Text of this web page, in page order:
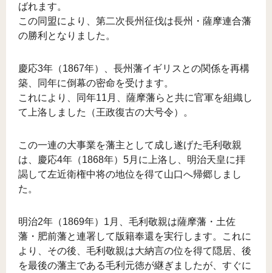
ばれます。
この同盟により、第二次長州征伐は長州・薩摩連合藩
の勝利となりました。
慶応3年（1867年）、長州藩イギリスとの関係を再構
築、同年に倒幕の密命を受けます。
これにより、同年11月、薩摩藩らと共に官軍を組織し
て上洛しました（王政復古の大号令）。
この一連の大事業を藩主として成し遂げた毛利敬親
は、慶応4年（1868年）5月に上洛し、明治天皇に拝
謁して左近衛権中将の地位を得て山口へ帰郷しまし
た。
明治2年（1869年）1月、毛利敬親は薩摩藩・土佐
藩・肥前藩と連署して版籍奉還を実行します。これに
より、その後、毛利敬親は大納言の位を得て隠居、後
を最後の藩主である毛利元徳が継ぎましたが、すぐに